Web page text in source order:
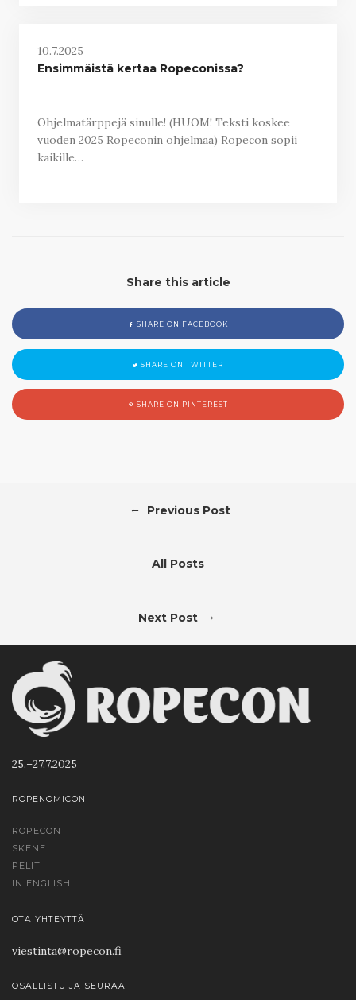
10.7.2025
Ensimmäistä kertaa Ropeconissa?
Ohjelmatärppejä sinulle! (HUOM! Teksti koskee
vuoden 2025 Ropeconin ohjelmaa) Ropecon sopii
kaikille…
Share this article
SHARE ON FACEBOOK
SHARE ON TWITTER
SHARE ON PINTEREST
← Previous Post
All Posts
Next Post →
25.–27.7.2025
ROPENOMICON
ROPECON
SKENE
PELIT
IN ENGLISH
OTA YHTEYTTÄ
viestinta@ropecon.fi
OSALLISTU JA SEURAA